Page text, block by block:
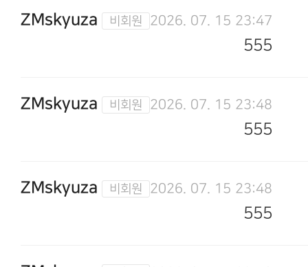
ZMskyuza 2026. 07. 15 23:47
555
ZMskyuza 2026. 07. 15 23:48
555
ZMskyuza 2026. 07. 15 23:48
555